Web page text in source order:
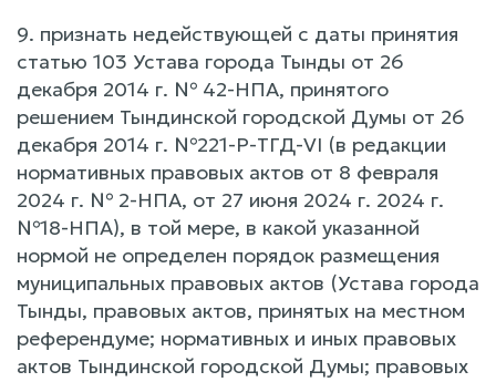
9. признать недействующей с даты принятия
статью 103 Устава города Тынды от 26
декабря 2014 г. № 42-НПА, принятого
решением Тындинской городской Думы от 26
декабря 2014 г. №221-Р-ТГД-VI (в редакции
нормативных правовых актов от 8 февраля
2024 г. № 2-НПА, от 27 июня 2024 г. 2024 г.
№18-НПА), в той мере, в какой указанной
нормой не определен порядок размещения
муниципальных правовых актов (Устава города
Тынды, правовых актов, принятых на местном
референдуме; нормативных и иных правовых
актов Тындинской городской Думы; правовых